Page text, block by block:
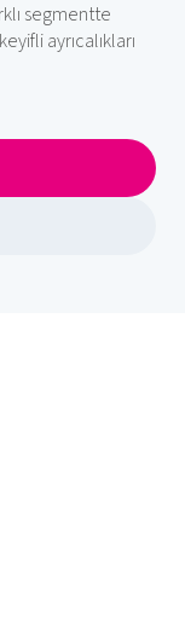
segmentte
ayrıcalıkları